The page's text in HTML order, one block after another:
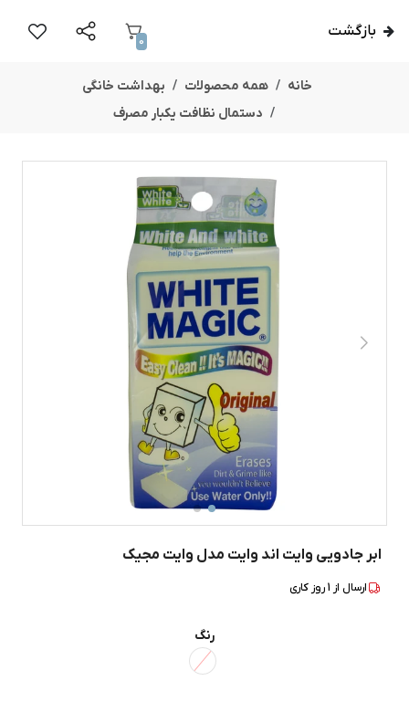
بازگشت
0
خانه همه محصولات
بهداشت خانگی
دستمال نظافت یکبار مصرف
ابر جادویی وایت اند وایت مدل وایت مجیک
ارسال از 1روز کاری
رنگ